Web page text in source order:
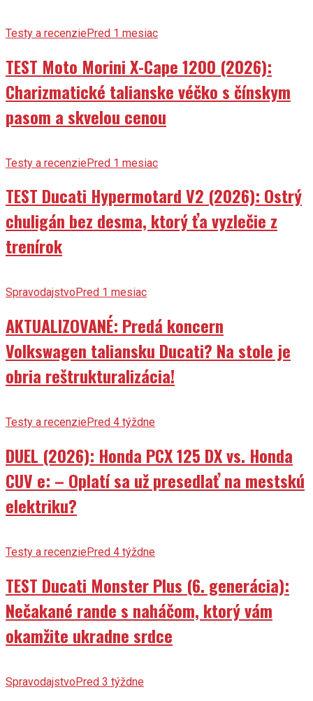
Testy a recenziePred 1 mesiac
TEST Moto Morini X-Cape 1200 (2026):
Charizmatické talianske véčko s čínskym
pasom a skvelou cenou
Testy a recenziePred 1 mesiac
TEST Ducati Hypermotard V2 (2026): Ostrý
chuligán bez desma, ktorý ťa vyzlečie z
trenírok
SpravodajstvoPred 1 mesiac
AKTUALIZOVANÉ: Predá koncern
Volkswagen taliansku Ducati? Na stole je
obria reštrukturalizácia!
Testy a recenziePred 4 týždne
DUEL (2026): Honda PCX 125 DX vs. Honda
CUV e: – Oplatí sa už presedlať na mestskú
elektriku?
Testy a recenziePred 4 týždne
TEST Ducati Monster Plus (6. generácia):
Nečakané rande s naháčom, ktorý vám
okamžite ukradne srdce
SpravodajstvoPred 3 týždne